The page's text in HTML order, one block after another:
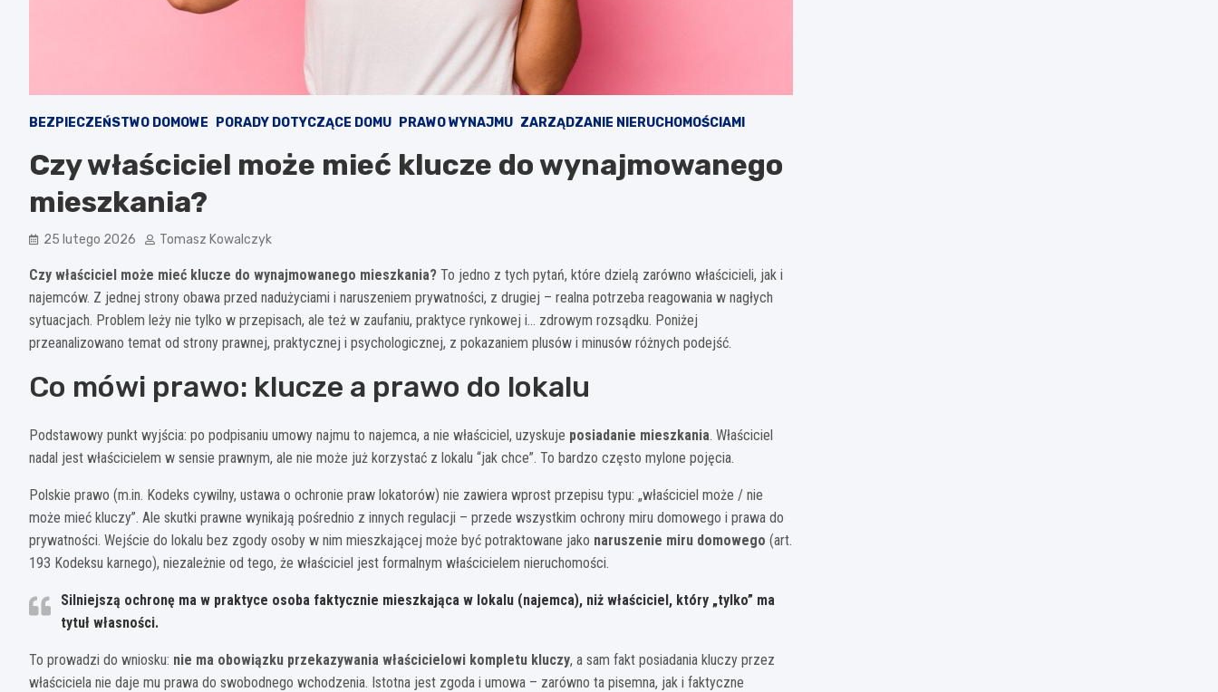
BEZPIECZEŃSTWO DOMOWE PORADY DOTYCZĄCE DOMU PRAWO WYNAJMU ZARZĄDZANIE NIERUCHOMOŚCIAMI
Czy właściciel może mieć klucze do wynajmowanego
mieszkania?
25 lutego 2026 Tomasz Kowalczyk
Czy właściciel może mieć klucze do wynajmowanego mieszkania? To jedno z tych pytań, które dzielą zarówno właścicieli, jak i
najemców. Z jednej strony obawa przed nadużyciami i naruszeniem prywatności, z drugiej – realna potrzeba reagowania w nagłych
sytuacjach. Problem leży nie tylko w przepisach, ale też w zaufaniu, praktyce rynkowej i… zdrowym rozsądku. Poniżej
przeanalizowano temat od strony prawnej, praktycznej i psychologicznej, z pokazaniem plusów i minusów różnych podejść.
Co mówi prawo: klucze a prawo do lokalu
Podstawowy punkt wyjścia: po podpisaniu umowy najmu to najemca, a nie właściciel, uzyskuje posiadanie mieszkania. Właściciel
nadal jest właścicielem w sensie prawnym, ale nie może już korzystać z lokalu “jak chce”. To bardzo często mylone pojęcia.
Polskie prawo (m.in. Kodeks cywilny, ustawa o ochronie praw lokatorów) nie zawiera wprost przepisu typu: „właściciel może / nie
może mieć kluczy”. Ale skutki prawne wynikają pośrednio z innych regulacji – przede wszystkim ochrony miru domowego i prawa do
prywatności. Wejście do lokalu bez zgody osoby w nim mieszkającej może być potraktowane jako naruszenie miru domowego (art.
193 Kodeksu karnego), niezależnie od tego, że właściciel jest formalnym właścicielem nieruchomości.
Silniejszą ochronę ma w praktyce osoba faktycznie mieszkająca w lokalu (najemca), niż właściciel, który „tylko” ma
tytuł własności.
To prowadzi do wniosku: nie ma obowiązku przekazywania właścicielowi kompletu kluczy, a sam fakt posiadania kluczy przez
właściciela nie daje mu prawa do swobodnego wchodzenia. Istotna jest zgoda i umowa – zarówno ta pisemna, jak i faktyczne